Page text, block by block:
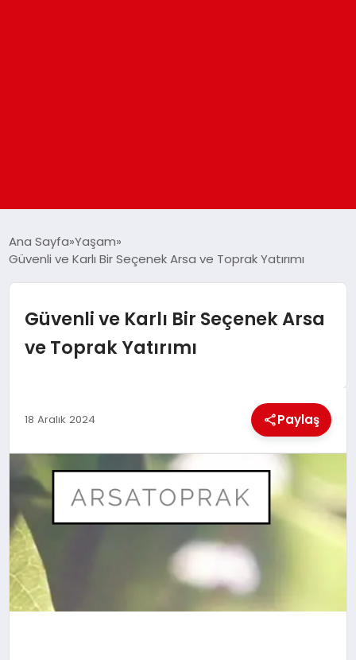
DÜNYA
EKONOMI
MAGAZIN
SAĞLIK
SIYASET
SPOR
Ana Sayfa Yaşam
Güvenli ve Karlı Bir Seçenek Arsa ve Toprak Yatırımı
Güvenli ve Karlı Bir Seçenek Arsa
ve Toprak Yatırımı
18 Aralık 2024 Paylaş